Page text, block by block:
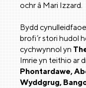
ochr â Mari Izzard.
Bydd
brofi’r stori hudol
cychwynnol yn
Imrie yn teithio ar
Phontardawe,
Wyddgrug,